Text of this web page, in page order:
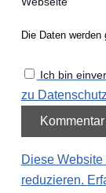
Die Daten
Ich bin
zu Datenschutz
Diese
reduzieren.